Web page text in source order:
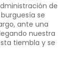
de
se
ante una
nuestra
tiembla y se